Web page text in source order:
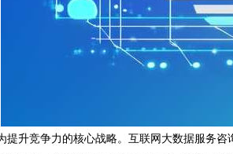
升竞争力的核心战略。互联网大数据服务